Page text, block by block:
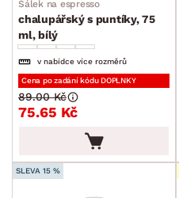
Šálek na espresso
chalupářský s puntíky, 75
ml, bílý
v nabídce více rozměrů
Cena po zadání kódu DOPLNKY
75.65 Kč
89.00 Kč
SLEVA 15 %